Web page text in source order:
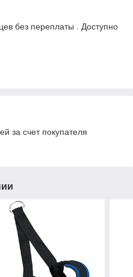
без переплаты . Доступно
за счет покупателя